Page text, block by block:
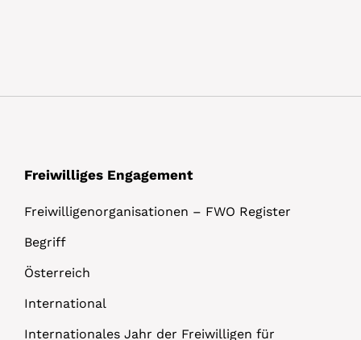
Freiwilliges Engagement
Freiwilligenorganisationen – FWO Register
Begriff
Österreich
International
Internationales Jahr der Freiwilligen für